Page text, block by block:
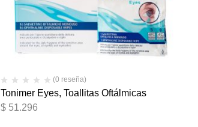
(0 reseña)
Tonimer Eyes, Toallitas Oftálmicas
$ 51.296